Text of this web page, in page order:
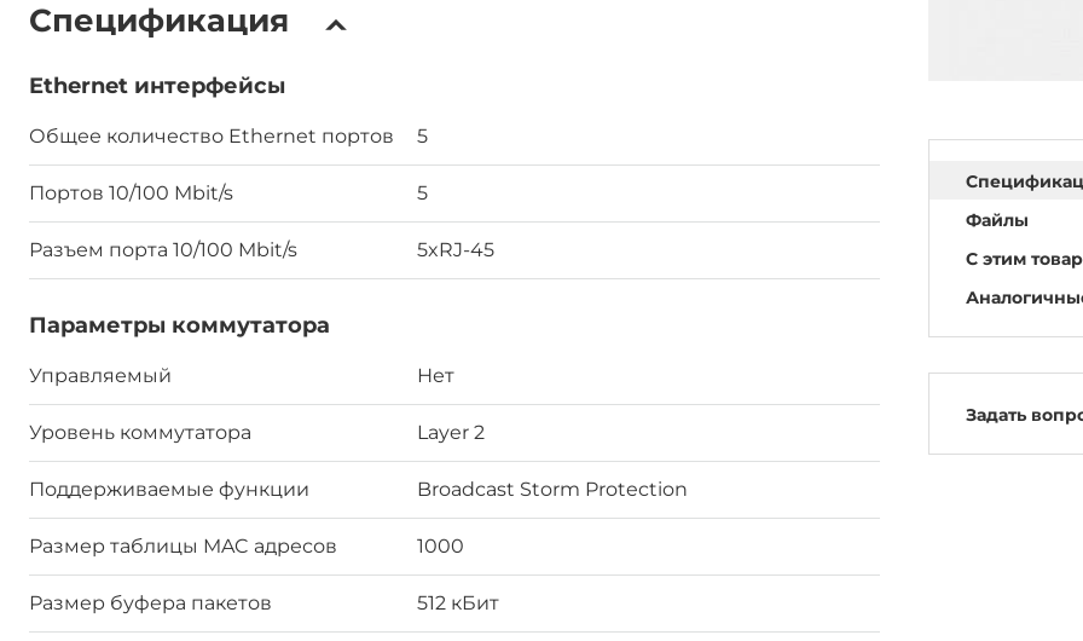
Спецификация
Ethernet интерфейсы
Общее количество Ethernet портов 5
Портов 10/100 Mbit/s 5
Разъем порта 10/100 Mbit/s 5xRJ-45
Параметры коммутатора
Управляемый Нет
Уровень коммутатора Layer 2
Поддерживаемые функции Broadcast Storm Protection
Размер таблицы MAC адресов 1000
Размер буфера пакетов 512 кБит
Файлы
С этим
Задать